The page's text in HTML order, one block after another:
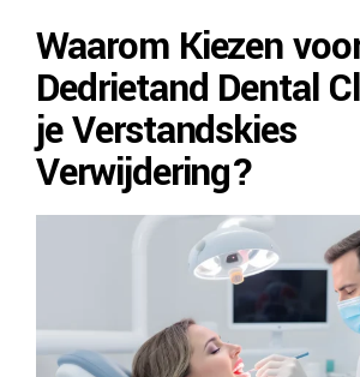
Waarom Kiezen
Dedrietand Dental
je Verstandskies
Verwijdering?